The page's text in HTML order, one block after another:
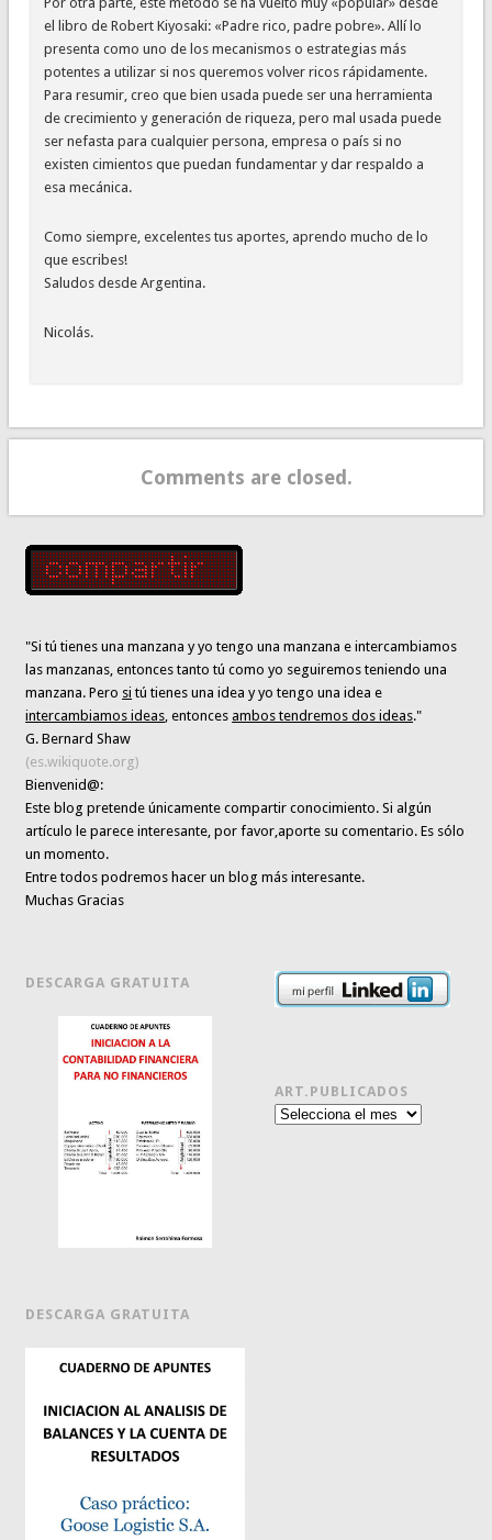
el libro de Robert Kiyosaki: «Padre rico, padre pobre». Allí lo
presenta como uno de los mecanismos o estrategias más
potentes a utilizar si nos queremos volver ricos rápidamente.
Para resumir, creo que bien usada puede ser una herramienta
de crecimiento y generación de riqueza, pero mal usada puede
ser nefasta para cualquier persona, empresa o país si no
existen cimientos que puedan fundamentar y dar respaldo a
esa mecánica.
Como siempre, excelentes tus aportes, aprendo mucho de lo
que escribes!
Saludos desde Argentina.
Nicolás.
Comments are closed.
"Si tú tienes una manzana y yo tengo una manzana e intercambiamos
las manzanas, entonces tanto tú como yo seguiremos teniendo una
manzana. Pero si tú tienes una idea y yo tengo una idea e
intercambiamos ideas, entoncesambos tendremos dos ideas."
G. Bernard Shaw
(es.wikiquote.org)
Bienvenid@:
Este blog pretende únicamentecompartir conocimiento. Si algún
artículo le parece interesante,por favor,aporte su comentario. Es sólo
un momento.
Entre todos podremos hacer un blog más interesante.
Muchas Gracias
DESCARGA GRATUITA
DESCARGA GRATUITA
ART.PUBLICADOS
Art.publicados